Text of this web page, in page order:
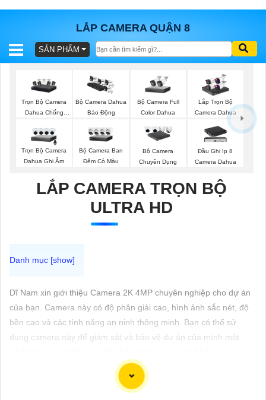
LẮP CAMERA QUẬN 8
BÁO
TRỌN
GÓI
SẢN
PHỤ
KIỆN
SẢN PHẨM
Trọn Bộ Camera
Dahua Chống
Bộ Camera Dahua
Báo Động
Bộ Camera Full
Color Dahua
Lắp Trọn Bộ
Camera Dahua
Trọn Bộ Camera
Dahua Ghi Âm
Bộ Camera Ban
Đêm Có Màu
Bộ Camera
Chuyên Dụng
Đầu Ghi Ip 8
Camera Dahua
LẮP CAMERA TRỌN BỘ
ULTRA HD
Dĩ Nam xin giới thiệu Camera 2K 4MP chuyên nghiệp cho dự án
của bạn. Camera này có độ phân giải cao, hình ảnh sắc nét, độ
bền cao và các tính năng an ninh thông minh. Bạn có thể sử
dụng camera này để giám sát và bảo vệ dự án của mình một
cho biết thêm chi tiết để chúng Từng công trình có thể hỗ trợ